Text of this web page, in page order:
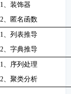
1、装饰器
2、匿名函数
1、列表推导
2、字典推导
1、序列处理
2、聚类分析